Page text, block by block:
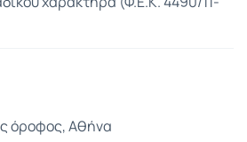
όροφος, Αθήνα